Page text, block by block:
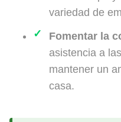
variedad de
Fomentar la
asistencia a
mantener un
casa.